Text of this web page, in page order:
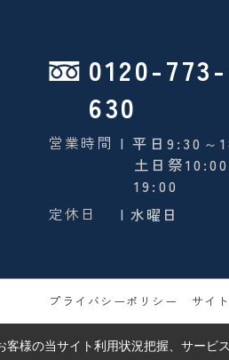
0120-773-
630
営業時間 | 平日9:30～
土日祭10:00
19:00
定休日
| 水曜日
プライバシーポリシー サイ
客様の当サイト利用状況把握、サービ